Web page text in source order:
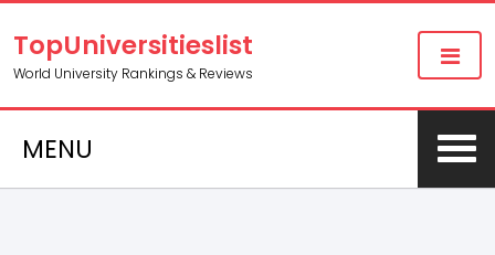
TopUniversitieslist
World University Rankings & Reviews
MENU